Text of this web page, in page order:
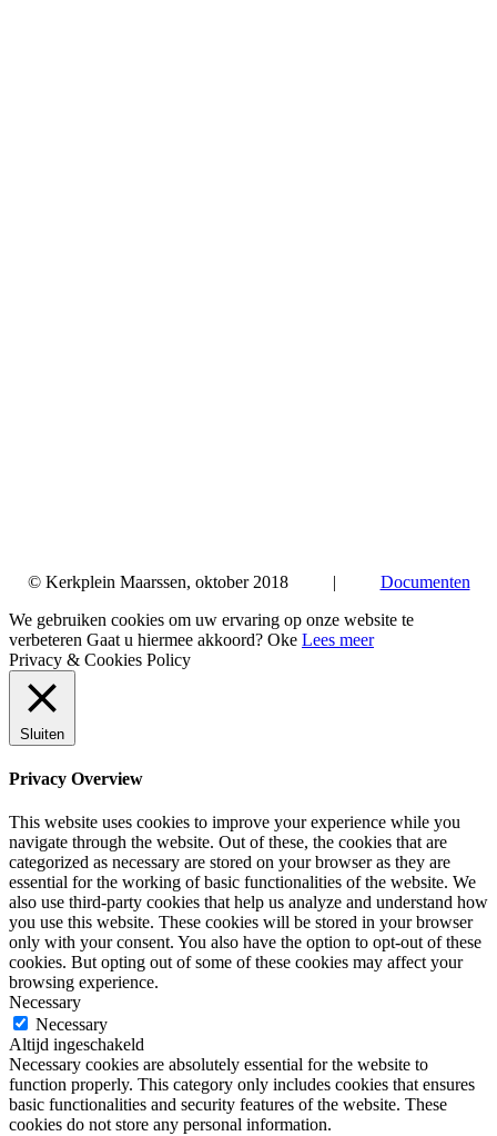
© Kerkplein Maarssen, oktober 2018 | Documenten
We gebruiken cookies om uw ervaring op onze website te
verbeteren Gaat u hiermee akkoord? Oke Lees meer
Privacy & Cookies Policy
Sluiten
Privacy Overview
This website uses cookies to improve your experience while you
navigate through the website. Out of these, the cookies that are
categorized as necessary are stored on your browser as they are
essential for the working of basic functionalities of the website. We
also use third-party cookies that help us analyze and understand how
you use this website. These cookies will be stored in your browser
only with your consent. You also have the option to opt-out of these
cookies. But opting out of some of these cookies may affect your
browsing experience.
Necessary
Necessary
Altijd ingeschakeld
Necessary cookies are absolutely essential for the website to
function properly. This category only includes cookies that ensures
basic functionalities and security features of the website. These
cookies do not store any personal information.